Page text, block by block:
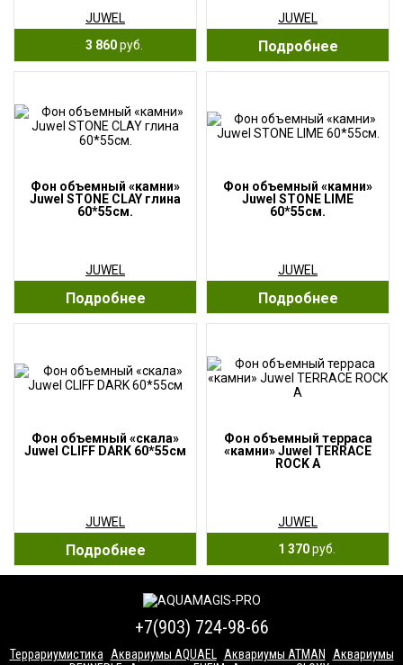
JUWEL
3 860руб.
JUWEL
Подробнее
Фон объемный «камни»
Juwel STONE CLAY глина
60*55см.
JUWEL
Подробнее
Фон объемный «камни»
Juwel STONE LIME
60*55см.
JUWEL
Подробнее
Фон объемный «скала»
Juwel CLIFF DARK 60*55см
JUWEL
Подробнее
Фон объемный терраса
«камни» Juwel TERRACE
ROCK A
JUWEL
1 370руб.
+7(903) 724-98-66
Террариумистика Аквариумы AQUAEL Аквариумы ATMAN
Аквариумы